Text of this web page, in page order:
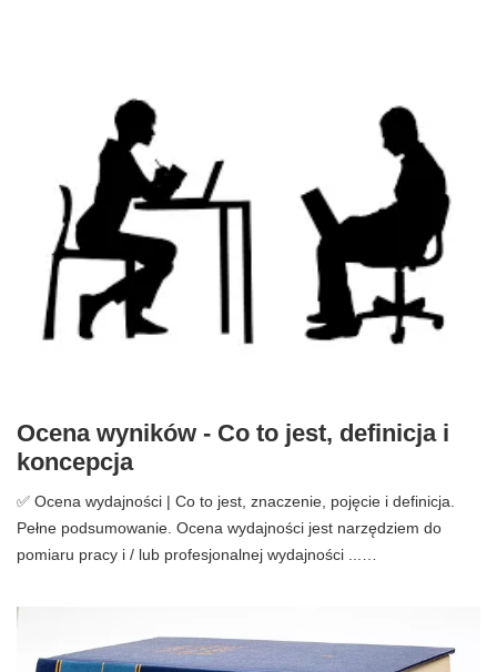
Ocena wyników - Co to jest, definicja i
koncepcja
✅ Ocena wydajności | Co to jest, znaczenie, pojęcie i definicja.
Pełne podsumowanie. Ocena wydajności jest narzędziem do
pomiaru pracy i / lub profesjonalnej wydajności ...…